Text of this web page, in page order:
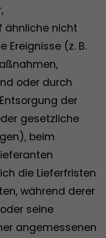
ähnliche nicht
Ereignisse (z. B.
oder durch
der
gesetzliche
beim
die Lieferfristen
während derer
seine
angemessenen